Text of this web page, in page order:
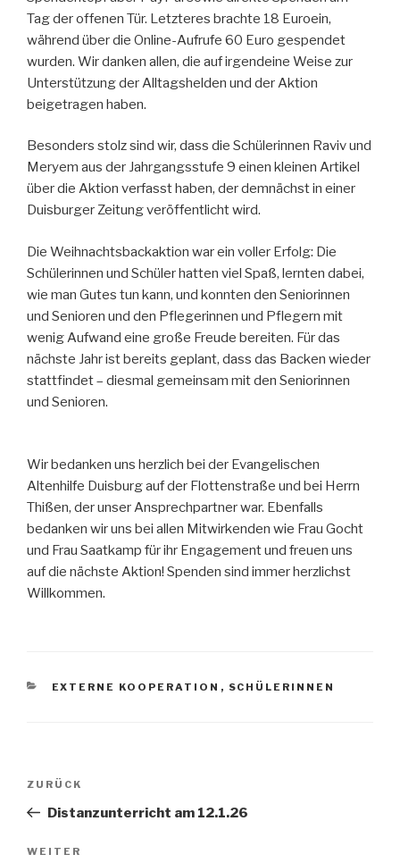
Tag der offenen Tür. Letzteres brachte 18 Euroein,
während über die Online-Aufrufe 60 Euro gespendet
wurden. Wir danken allen, die auf irgendeine Weise zur
Unterstützung der Alltagshelden und der Aktion
beigetragen haben.
Besonders stolz sind wir, dass die Schülerinnen Raviv und
Meryem aus der Jahrgangsstufe 9 einen kleinen Artikel
über die Aktion verfasst haben, der demnächst in einer
Duisburger Zeitung veröffentlicht wird.
Die Weihnachtsbackaktion war ein voller Erfolg: Die
Schülerinnen und Schüler hatten viel Spaß, lernten dabei,
wie man Gutes tun kann, und konnten den Seniorinnen
und Senioren und den Pflegerinnen und Pflegern mit
wenig Aufwand eine große Freude bereiten. Für das
nächste Jahr ist bereits geplant, dass das Backen wieder
stattfindet – diesmal gemeinsam mit den Seniorinnen
und Senioren.
Wir bedanken uns herzlich bei der Evangelischen
Altenhilfe Duisburg auf der Flottenstraße und bei Herrn
Thißen, der unser Ansprechpartner war. Ebenfalls
bedanken wir uns bei allen Mitwirkenden wie Frau Gocht
und Frau Saatkamp für ihr Engagement und freuen uns
auf die nächste Aktion! Spenden sind immer herzlichst
Willkommen.
KATEGORIEN
EXTERNE KOOPERATION , SCHÜLERINNEN
Beitragsnavigation
Vorheriger
Beitrag
ZURÜCK
Distanzunterricht am 12.1.26
Nächster
WEITER